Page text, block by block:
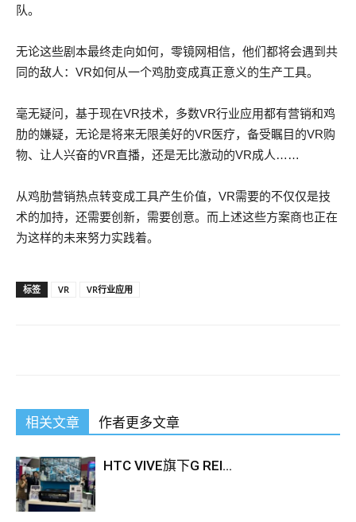
队。
无论这些剧本最终走向如何，零镜网相信，他们都将会遇到共
同的敌人：VR如何从一个鸡肋变成真正意义的生产工具。
毫无疑问，基于现在VR技术，多数VR行业应用都有营销和鸡
肋的嫌疑，无论是将来无限美好的VR医疗，备受瞩目的VR购
物、让人兴奋的VR直播，还是无比激动的VR成人……
从鸡肋营销热点转变成工具产生价值，VR需要的不仅仅是技
术的加持，还需要创新，需要创意。而上述这些方案商也正在
为这样的未来努力实践着。
标签 VR VR行业应用
相关文章 作者更多文章
HTC VIVE旗下G REI...